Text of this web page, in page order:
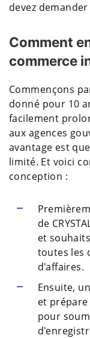
devez
Comment
commerce
Commençons
donné pour 10
facilement
aux agences
avantage est
limité. Et voici
conception :
de
et
toutes les
d'affaires.
Ensuite,
et
pour